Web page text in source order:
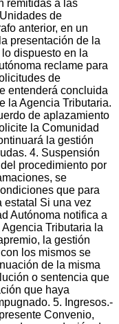
remitidas a las
de
anterior, en un
presentación de la
dispuesto en la
reclame para
de
entenderá concluida
la Agencia Tributaria.
de aplazamiento
la Comunidad
la gestión
4. Suspensión
procedimiento por
se
que para
estatal Si una vez
Autónoma notifica a
Tributaria la
la gestión
los mismos se
de la misma
o sentencia que
que haya
5. Ingresos.-
Convenio,